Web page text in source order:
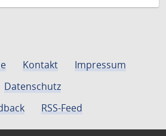
Kontakt
Impressum
Datenschutz
RSS-Feed